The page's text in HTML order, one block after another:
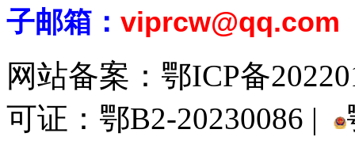
子邮箱： viprcw@qq.com
网站备案： 鄂ICP备
可证：鄂B2-20230086 |